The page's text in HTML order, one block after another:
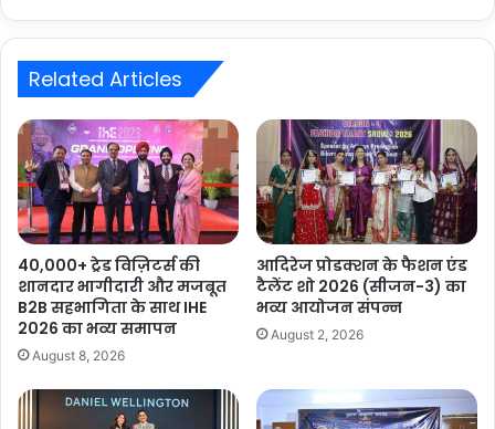
Related Articles
40,000+ ट्रेड विज़िटर्स की
शानदार भागीदारी और मजबूत
B2B सहभागिता के साथ IHE
2026 का भव्य समापन
August 8, 2026
आदिरेज प्रोडक्शन के फैशन एंड
टैलेंट शो 2026 (सीजन-3) का
भव्य आयोजन संपन्न
August 2, 2026